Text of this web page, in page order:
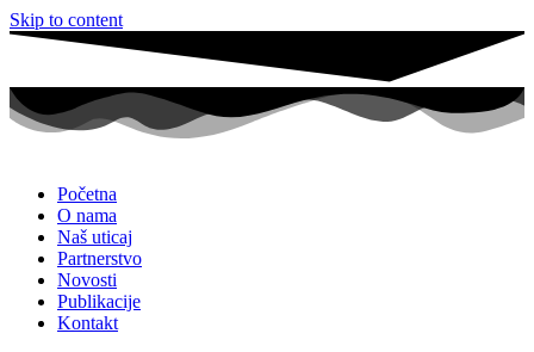
Skip to content
Početna
O nama
Naš uticaj
Partnerstvo
Novosti
Publikacije
Kontakt